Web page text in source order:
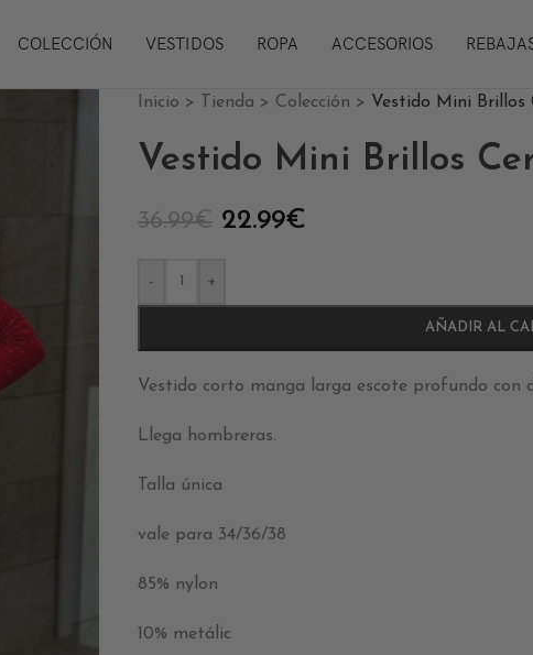
COLECCIÓN VESTIDOS ROPA ACCESORIOS
Inicio > Tienda > Colección > Vestido Mini Brillos
Vestido Mini Brillos
36.99€ 22.99€
- +
AÑADIR AL
Vestido corto manga larga escote profundo
Llega hombreras.
Talla única
vale para 34/36/38
85% nylon
10% metálic